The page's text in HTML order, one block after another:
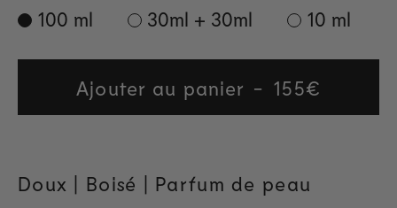
100 ml
30ml + 30ml 10 ml
Ajouter au panier
Regular
price
155€
Doux | Boisé | Parfum de peau